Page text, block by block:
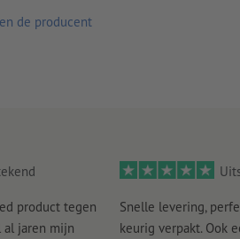
vasthaken
de producent
product tegen
al jaren mijn
Snelle levering,
keurig verpakt. Ook